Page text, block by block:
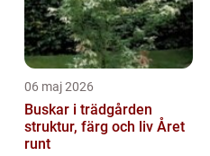
06 maj 2026
Buskar i trädgården
struktur, färg och liv Året
runt